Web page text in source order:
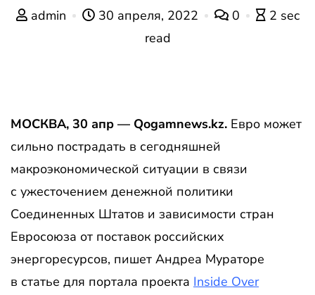
admin 30 апреля, 2022 0
2 sec
read
МОСКВА, 30 апр — Qogamnews.kz. Евро может
сильно пострадать в сегодняшней
макроэкономической ситуации в связи
с ужесточением денежной политики
Соединенных Штатов и зависимости стран
Евросоюза от поставок российских
энергоресурсов, пишет Андреа Мураторе
в статье для портала проекта Inside Over